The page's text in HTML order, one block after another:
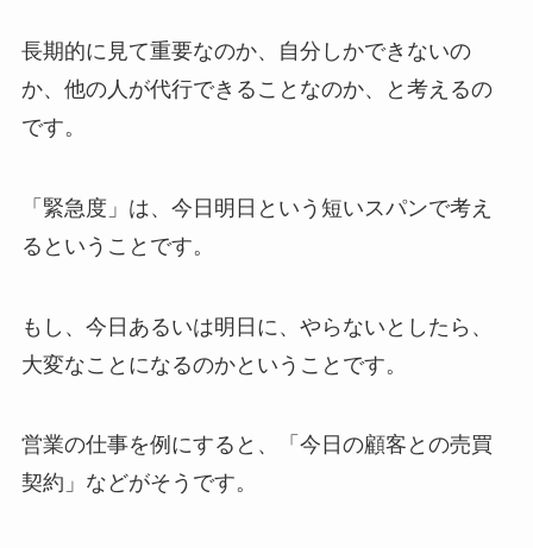
長期的に見て重要なのか、自分しかできないの
か、他の人が代行できることなのか、と考えるの
です。
「緊急度」は、今日明日という短いスパンで考え
るということです。
もし、今日あるいは明日に、やらないとしたら、
大変なことになるのかということです。
営業の仕事を例にすると、「今日の顧客との売買
契約」などがそうです。